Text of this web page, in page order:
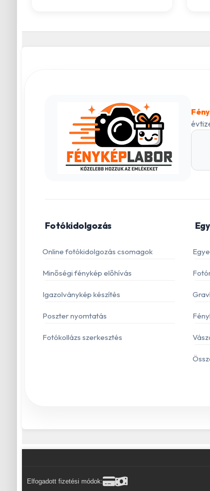
Fotókidolgozás
Online fotókidolgozás csomagok
Minőségi fénykép előhívás
Igazolványkép készítés
Poszter nyomtatás
Fotókollázs szerkesztés
Elfogadott fizetési módok: